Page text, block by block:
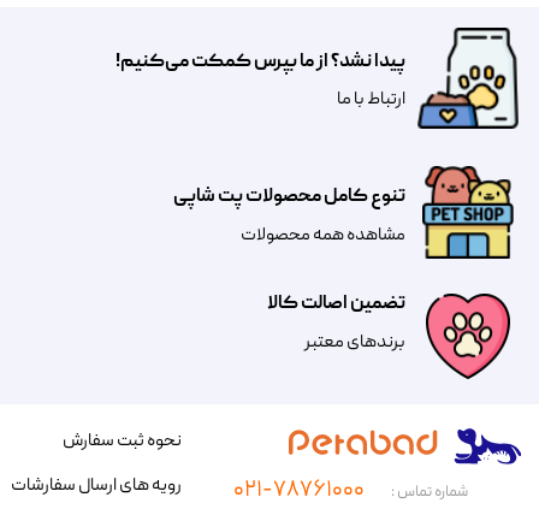
تضمین اصالت کالا
​​برندهای معتبر​​​​​​​
تنوع کامل محصولات پت شاپی
مشاهده همه محصولات
پیدا نشد؟ از ما بپرس کمکت می‌کنیم!
​​​ارتباط با ما
شماره تماس : ۰۲۱-۷۸۷۶۱۰۰۰
نحوه ثبت سفارش
رویه های ارسال سفارشات